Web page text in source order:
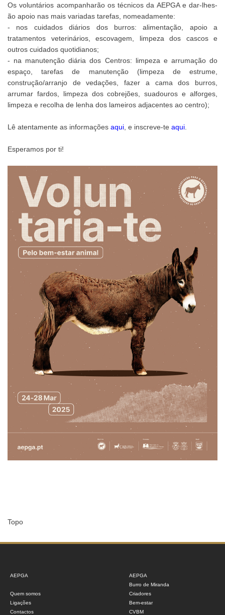
Os voluntários acompanharão os técnicos da AEPGA e dar-lhes-
ão apoio nas mais variadas tarefas, nomeadamente:
- nos cuidados diários dos burros: alimentação, apoio a
tratamentos veterinários, escovagem, limpeza dos cascos e
outros cuidados quotidianos;
- na manutenção diária dos Centros: limpeza e arrumação do
espaço, tarefas de manutenção (limpeza de estrume,
construção/arranjo de vedações, fazer a cama dos burros,
arrumar fardos, limpeza dos cobrejões, suadouros e alforges,
limpeza e recolha de lenha dos lameiros adjacentes ao centro);
Lê atentamente as informações aqui , e inscreve-te aqui
Esperamos por ti!
Topo
AEPGA
Quem somos
Ligações
Contactos
AEPGA
Burro de Miranda
Criadores
Bem-estar
CVBM